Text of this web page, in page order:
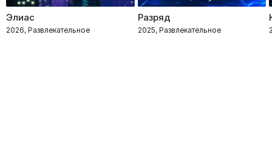
Элиас
2026, Развлекательное
Разряд
2025, Развлекательное